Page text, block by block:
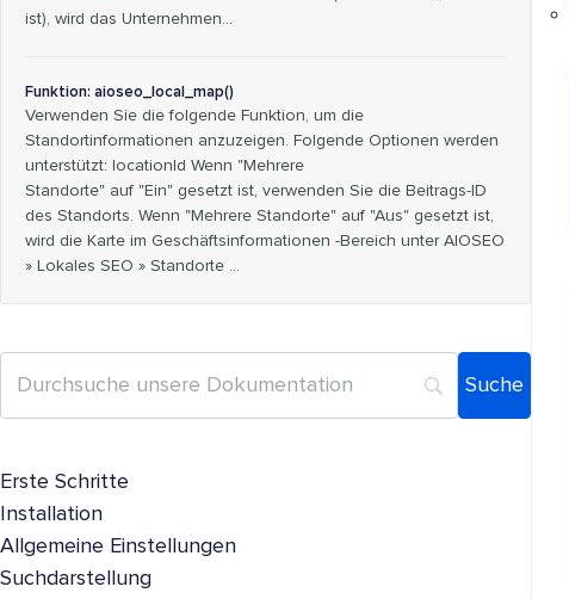
ist), wird das Unternehmen...
Funktion: aioseo_local_map()
Verwenden Sie die folgende Funktion, um die
Standortinformationen anzuzeigen. Folgende Optionen werden
unterstützt: locationId Wenn "Mehrere
Standorte" auf "Ein" gesetzt ist, verwenden Sie die Beitrags-ID
des Standorts. Wenn "Mehrere Standorte" auf "Aus" gesetzt ist,
wird die Karte im Geschäftsinformationen -Bereich unter AIOSEO
» Lokales SEO » Standorte ...
Erste Schritte
Installation
Allgemeine Einstellungen
Suchdarstellung